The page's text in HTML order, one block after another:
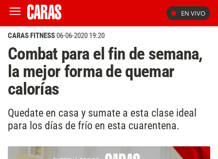
EN VIVO
CARAS FITNESS06-06-2020 19:20
Combat para el fin de semana,
la mejor forma de quemar
calorías
Quedate en casa y sumate a esta clase ideal
para los días de frío en esta cuarentena.